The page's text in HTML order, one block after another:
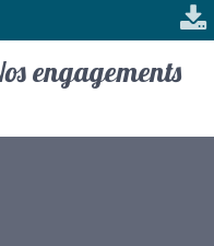
engagements